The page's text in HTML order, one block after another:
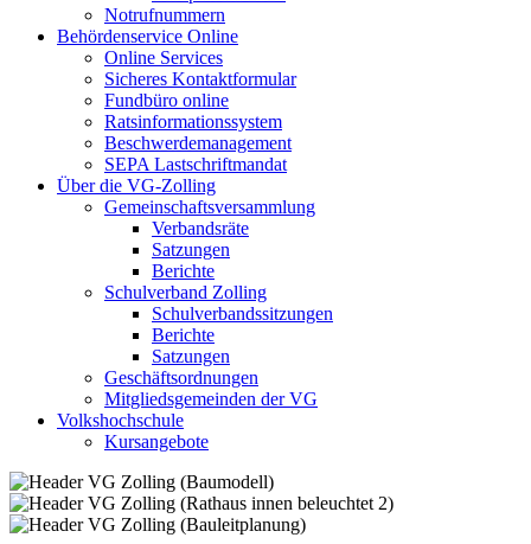
Notrufnummern
Behördenservice Online
Online Services
Sicheres Kontaktformular
Fundbüro online
Ratsinformationssystem
Beschwerdemanagement
SEPA Lastschriftmandat
Über die VG-Zolling
Gemeinschaftsversammlung
Verbandsräte
Satzungen
Berichte
Schulverband Zolling
Schulverbandssitzungen
Berichte
Satzungen
Geschäftsordnungen
Mitgliedsgemeinden der VG
Volkshochschule
Kursangebote